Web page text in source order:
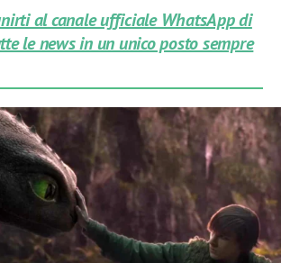
al canale ufficiale WhatsApp di
le news in un unico posto sempre